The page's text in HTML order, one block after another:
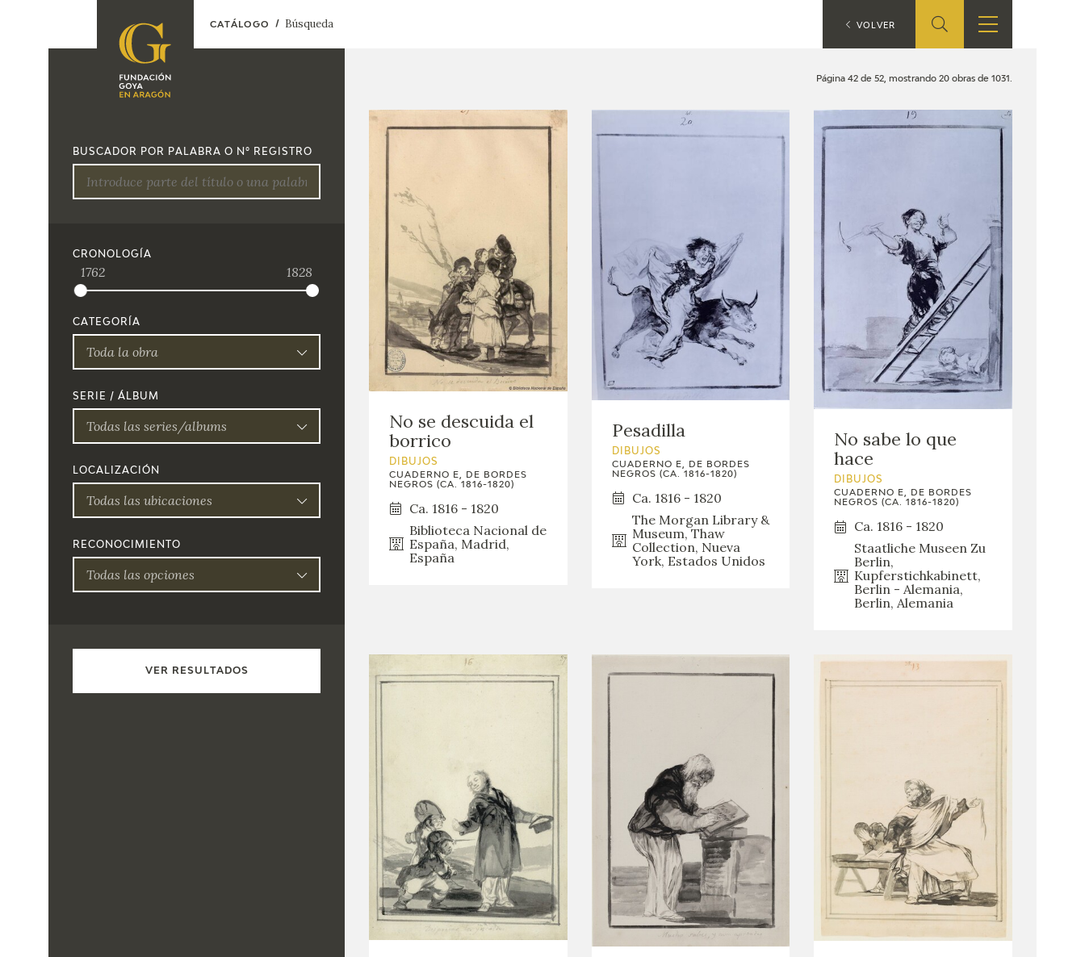
EN
FUNDACIÓN
CENTRO DE
CONTACTO
SALA DE
CATÁLOGO
GOYA EN EL MUNDO
GOYA EN ARAGÓN
PREMIO ARAGÓN
GOYA
PUBLICACIONES
EDUCA
CEDEA
BUSCADOR POR PALABRA O Nº REGISTRO
CRONOLOGÍA
1762 1828
CATEGORÍA
Toda la obra
SERIE / ÁLBUM
Todas las series/albums
LOCALIZACIÓN
Todas las ubicaciones
RECONOCIMIENTO
Todas las opciones
Página 42 de 52, mostrando 20 obras de 1031.
No se descuida el
borrico
DIBUJOS
CUADERNO E, DE BORDES
NEGROS (CA. 1816-1820)
Ca. 1816 - 1820
Biblioteca Nacional de
España, Madrid,
España
Pesadilla
DIBUJOS
CUADERNO E, DE BORDES
NEGROS (CA. 1816-1820)
Ca. 1816 - 1820
The Morgan Library &
Museum, Thaw
Collection, Nueva
York, Estados Unidos
No sabe lo que
hace
DIBUJOS
CUADERNO E, DE BORDES
NEGROS (CA. 1816-1820)
Ca. 1816 - 1820
Staatliche Museen Zu
Berlin,
Kupferstichkabinett,
Berlin - Alemania,
Berlin, Alemania
CATÁLOGO Búsqueda VOLVER